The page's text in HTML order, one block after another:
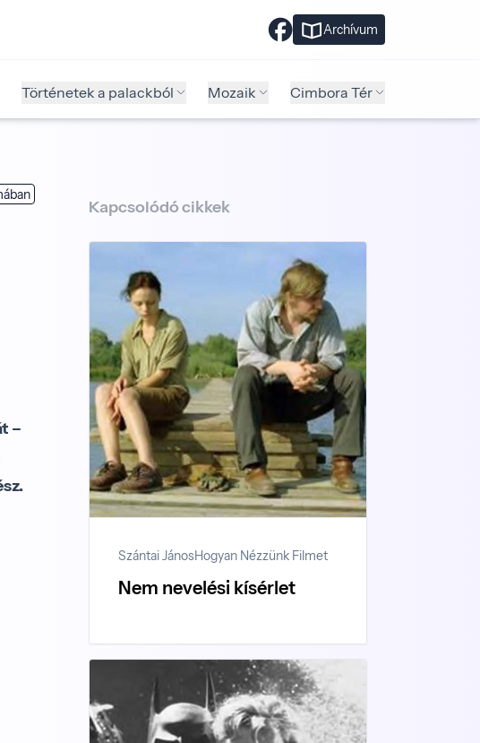
Archívum
Történetek a palackból Mozaik Cimbora Tér
–
Kapcsolódó cikkek
Szántai JánosHogyan Nézzünk Filmet
Nem nevelési kísérlet